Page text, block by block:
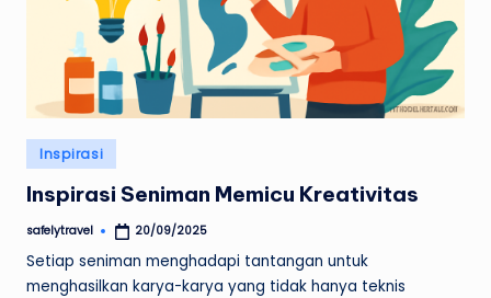
Posted
in
Inspirasi
Inspirasi Seniman Memicu Kreativitas
Posted
safelytravel 20/09/2025
Setiap seniman menghadapi tantangan untuk
menghasilkan karya-karya yang tidak hanya teknis